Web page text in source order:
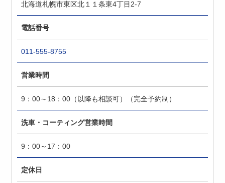
北海道札幌市東区北１１条東4丁目2-7
電話番号
011-555-8755
営業時間
9：00～18：00（以降も相談可）（完全予約制）
洗車・コーティング営業時間
9：00～17：00
定休日